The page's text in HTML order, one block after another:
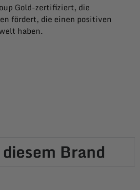
Gold-zertifiziert, die
fördert, die einen positiven
haben.
Brand​